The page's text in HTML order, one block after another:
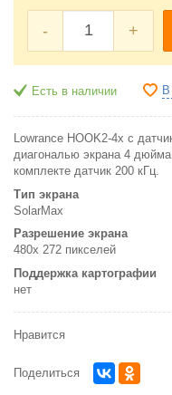
- +
Есть в наличии
Lowrance HOOK2-4x с
диагональю экрана 4
комплекте датчик 200 кГц.
Тип экрана
SolarMax
Разрешение экрана
480x 272 пикселей
Поддержка картографии
нет
Нравится
Поделиться